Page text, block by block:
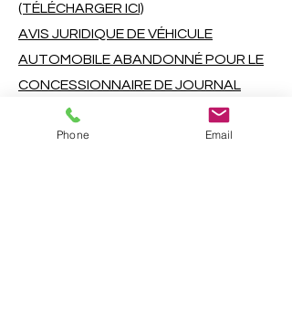
(TÉLÉCHARGER ICI)
AVIS JURIDIQUE DE VÉHICULE
AUTOMOBILE ABANDONNÉ POUR LE
CONCESSIONNAIRE DE JOURNAL
(TÉLÉCHARGER ICI)
AVIS DE NON-RESPONSABILITÉ
Phone Email